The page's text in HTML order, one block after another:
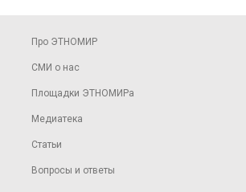
Про ЭТНОМИР
СМИ о нас
Площадки ЭТНОМИРа
Медиатека
Статьи
Вопросы и ответы